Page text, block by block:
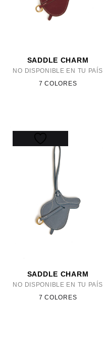
SADDLE CHARM
NO DISPONIBLE EN TU PAÍS
7 COLORES
SADDLE CHARM
NO DISPONIBLE EN TU PAÍS
7 COLORES